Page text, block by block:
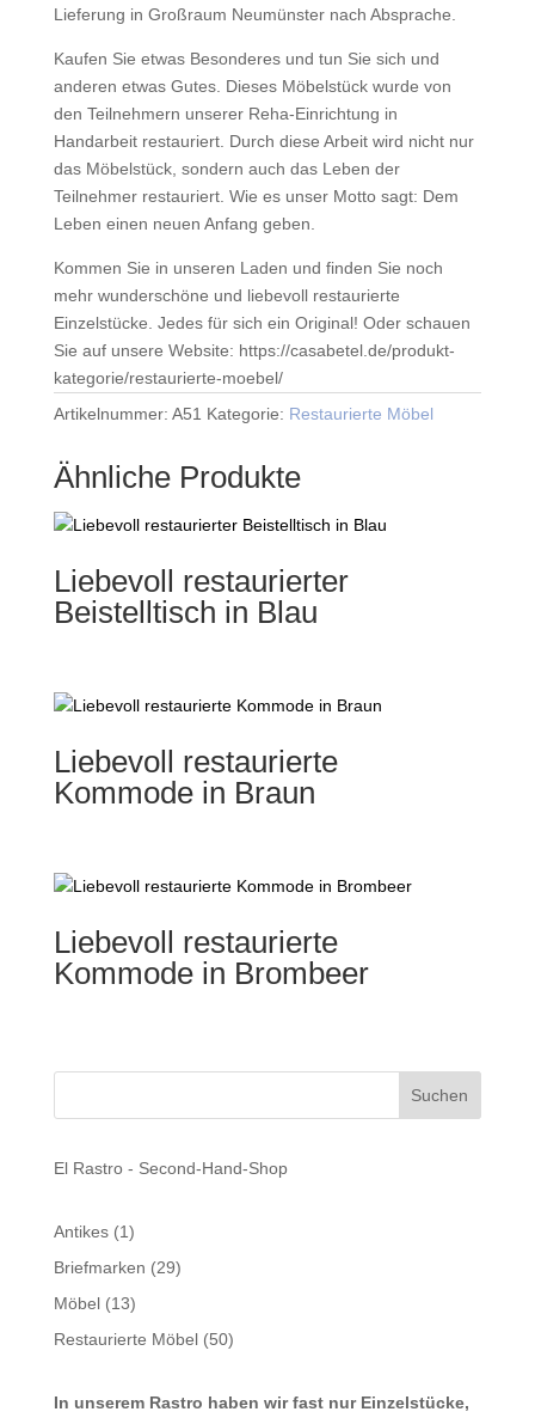
Lieferung in Großraum Neumünster nach Absprache.
Kaufen Sie etwas Besonderes und tun Sie sich und
anderen etwas Gutes. Dieses Möbelstück wurde von
den Teilnehmern unserer Reha-Einrichtung in
Handarbeit restauriert. Durch diese Arbeit wird nicht nur
das Möbelstück, sondern auch das Leben der
Teilnehmer restauriert. Wie es unser Motto sagt: Dem
Leben einen neuen Anfang geben.
Kommen Sie in unseren Laden und finden Sie noch
mehr wunderschöne und liebevoll restaurierte
Einzelstücke. Jedes für sich ein Original! Oder schauen
Sie auf unsere Website: https://casabetel.de/produkt-
kategorie/restaurierte-moebel/
Artikelnummer: A51 Kategorie: Restaurierte Möbel
Ähnliche Produkte
Liebevoll restaurierter
Beistelltisch in Blau
Liebevoll restaurierte
Kommode in Braun
Liebevoll restaurierte
Kommode in Brombeer
El Rastro - Second-Hand-Shop
Antikes 11
Produkt
Briefmarken 2929
Möbel 1313
Produkte
Restaurierte Möbel 5050
In unserem Rastro haben wir fast nur Einzelstücke,